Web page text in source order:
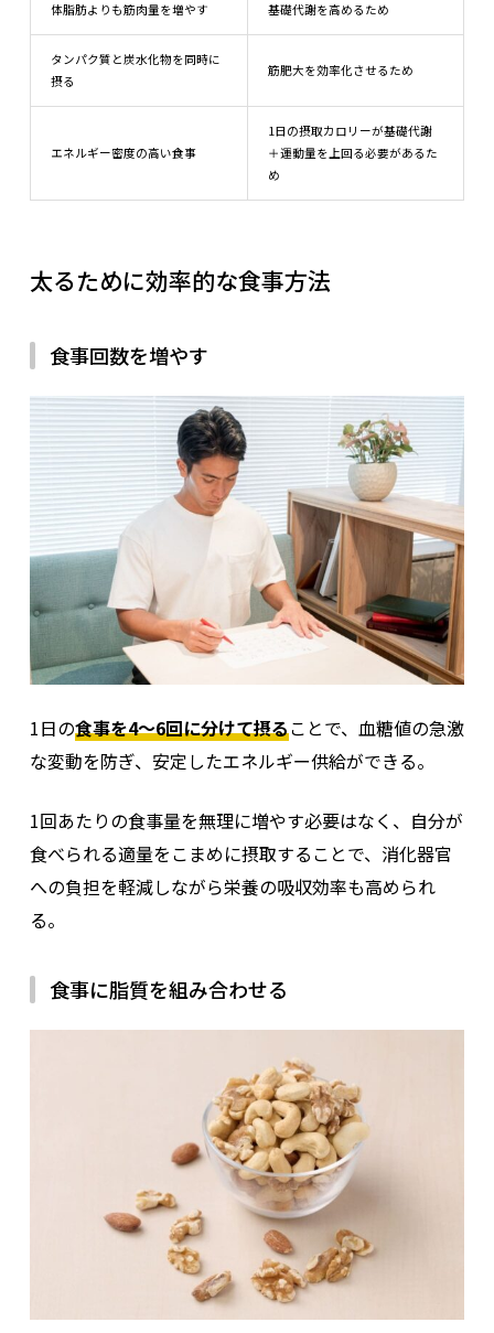
体脂肪よりも筋肉量を増やす 基礎代謝を高めるため
タンパク質と炭水化物を同時に
摂る
筋肥大を効率化させるため
エネルギー密度の高い食事
1日の摂取カロリーが基礎代謝
＋運動量を上回る必要があるた
め
太るために効率的な食事方法
食事回数を増やす
1日の食事を4〜6回に分けて摂ることで、血糖値の急激
な変動を防ぎ、安定したエネルギー供給ができる。
1回あたりの食事量を無理に増やす必要はなく、自分が
食べられる適量をこまめに摂取することで、消化器官
への負担を軽減しながら栄養の吸収効率も高められ
る。
食事に脂質を組み合わせる